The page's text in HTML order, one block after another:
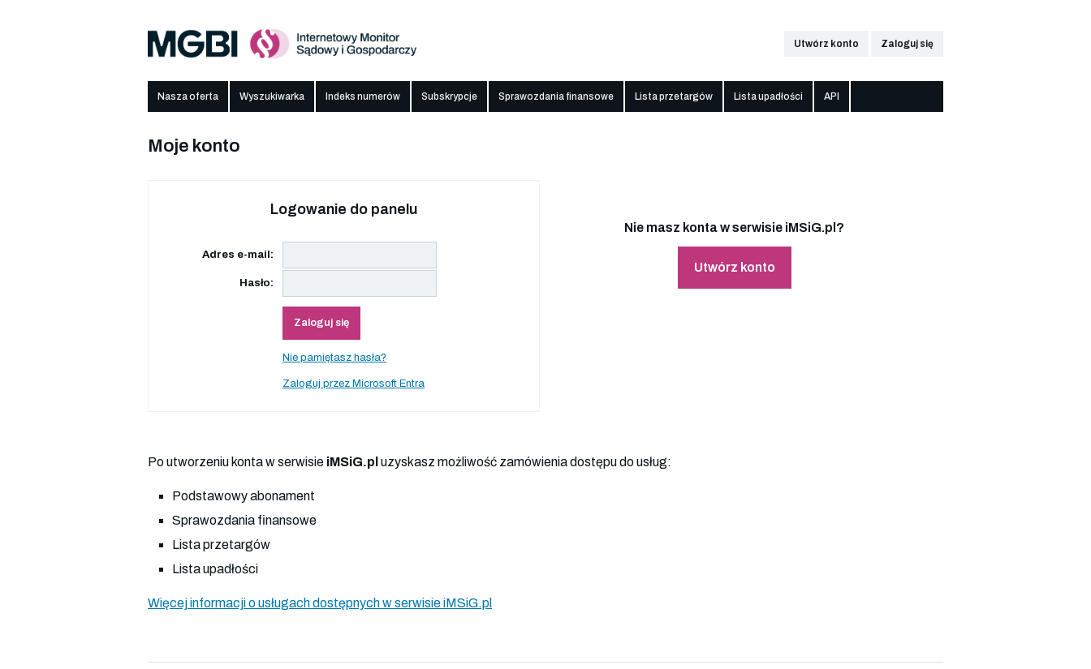
Utwórz konto Zaloguj się
Nasza oferta Wyszukiwarka Indeks numerów Subskrypcje Sprawozdania finansowe Lista przetargów Lista upadłości API
Moje konto
Logowanie do panelu
Adres e-mail:
Hasło:
Zaloguj się
Nie pamiętasz hasła?
Zaloguj przez Microsoft Entra
Nie masz konta w serwisie iMSiG.pl?
Utwórz konto
Po utworzeniu konta w serwisie iMSiG.pl uzyskasz możliwość zamówienia dostępu do usług:
Podstawowy abonament
Sprawozdania finansowe
Lista przetargów
Lista upadłości
Więcej informacji o usługach dostępnych w serwisie iMSiG.pl